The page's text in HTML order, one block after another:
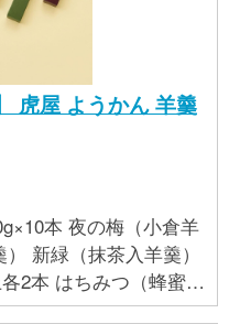
虎屋 ようかん 羊羹
（小倉羊
新緑（抹茶入羊羹）
蜂蜜入
■賞味期限 製